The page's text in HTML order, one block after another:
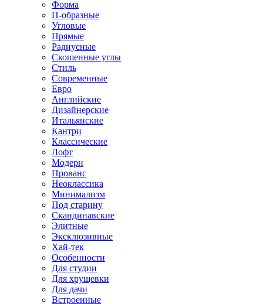
Форма
П-образные
Угловые
Прямые
Радиусные
Скошенные углы
Стиль
Современные
Евро
Английские
Дизайнерские
Итальянские
Кантри
Классические
Лофт
Модерн
Прованс
Неоклассика
Минимализм
Под старину
Скандинавские
Элитные
Эксклюзивные
Хай-тек
Особенности
Для студии
Для хрущевки
Для дачи
Встроенные